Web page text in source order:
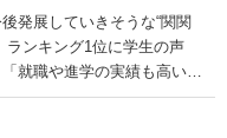
発展していきそうな“関関
ンキング1位に学生の声
就職や進学の実績も高い」